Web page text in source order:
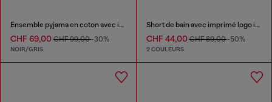
Ensemble pyjama en coton avec imprimés logo
CHF 69,00 CHF 99,00-30%
NOIR/GRIS
Short de bain avec imprimé logo intégral
CHF 44,00CHF 89,00-50%
2 COULEURS